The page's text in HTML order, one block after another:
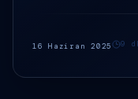
16 Haziran 2025 9